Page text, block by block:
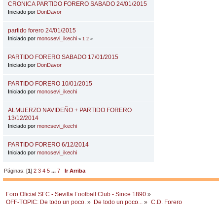
CRONICA PARTIDO FORERO SABADO 24/01/2015
Iniciado por DonDavor
partido forero 24/01/2015
Iniciado por moncsevi_ikechi « 1 2 »
PARTIDO FORERO SABADO 17/01/2015
Iniciado por DonDavor
PARTIDO FORERO 10/01/2015
Iniciado por moncsevi_ikechi
ALMUERZO NAVIDEÑO + PARTIDO FORERO
13/12/2014
Iniciado por moncsevi_ikechi
PARTIDO FORERO 6/12/2014
Iniciado por moncsevi_ikechi
Páginas: [1]2 3 4 5 ...7 Ir Arriba
Foro Oficial SFC - Sevilla Football Club - Since 1890 »
OFF-TOPIC: De todo un poco. » De todo un poco... » C.D. Forero